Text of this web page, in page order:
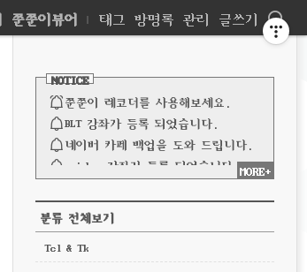
쭌쭌이뷰어 | 태그 방명록 관리 글쓰기
NOTICE
쭌쭌이 레코더를 사용해보세요.
BLT 강좌가 등록 되었습니다.
네이버 카페 백업을 도와 드립니다.
spinbox 강좌가 등록 되었습니다.
MORE+
분류 전체보기
Tcl & Tk